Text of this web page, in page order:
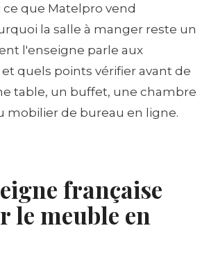
que Matelpro vend
la salle à manger reste un
l'enseigne parle aux
quels points vérifier avant de
table, un buffet, une chambre
mobilier de bureau en ligne.
française
le meuble en